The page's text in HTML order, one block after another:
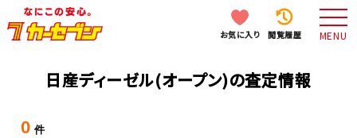
お気に入り 閲覧履歴 MENU
日産ディーゼル(オープン)の査定情報
0 件